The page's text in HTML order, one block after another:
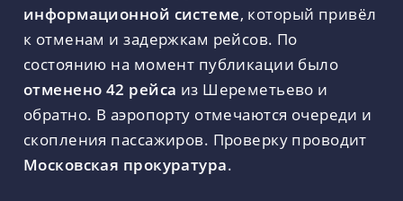
информационной системе, который привёл
к отменам и задержкам рейсов. По
состоянию на момент публикации было
отменено 42 рейса из Шереметьево и
обратно. В аэропорту отмечаются очереди и
скопления пассажиров. Проверку проводит
Московская прокуратура.